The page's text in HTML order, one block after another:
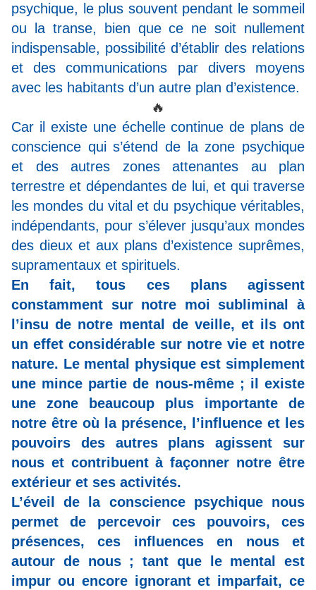
psychique, le plus souvent pendant le sommeil
ou la transe, bien que ce ne soit nullement
indispensable, possibilité d’établir des relations
et des communications par divers moyens
avec les habitants d’un autre plan d’existence.
🔥
Car il existe une échelle continue de plans de
conscience qui s’étend de la zone psychique
et des autres zones attenantes au plan
terrestre et dépendantes de lui, et qui traverse
les mondes du vital et du psychique véritables,
indépendants, pour s’élever jusqu’aux mondes
des dieux et aux plans d’existence suprêmes,
supramentaux et spirituels.
En fait, tous ces plans agissent
constamment sur notre moi subliminal à
l’insu de notre mental de veille, et ils ont
un effet considérable sur notre vie et notre
nature. Le mental physique est simplement
une mince partie de nous-même ; il existe
une zone beaucoup plus importante de
notre être où la présence, l’influence et les
pouvoirs des autres plans agissent sur
nous et contribuent à façonner notre être
extérieur et ses activités.
L’éveil de la conscience psychique nous
permet de percevoir ces pouvoirs, ces
présences, ces influences en nous et
autour de nous ; tant que le mental est
impur ou encore ignorant et imparfait, ce